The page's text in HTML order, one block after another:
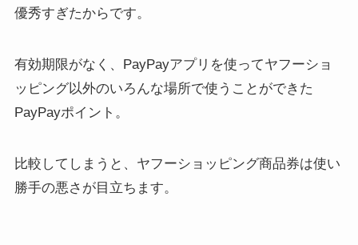
優秀すぎたからです。
有効期限がなく、PayPayアプリを使ってヤフーショ
ッピング以外のいろんな場所で使うことができた
PayPayポイント。
比較してしまうと、ヤフーショッピング商品券は使い
勝手の悪さが目立ちます。